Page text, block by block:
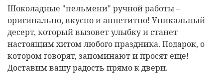
Шоколадные "пельмени" ручной работы –
оригинально, вкусно и аппетитно! Уникальный
десерт, который вызовет улыбку и станет
настоящим хитом любого праздника. Подарок, о
котором говорят, запоминают и просят еще!
Доставим вашу радость прямо к двери.